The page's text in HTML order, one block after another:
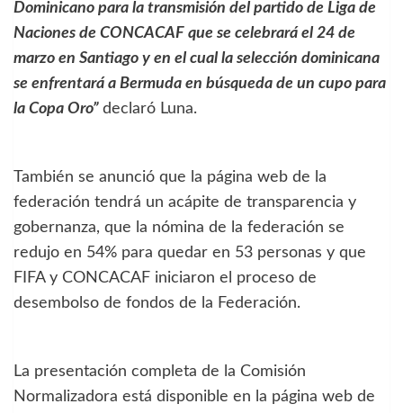
Dominicano para la transmisión del partido de Liga de
Naciones de CONCACAF que se celebrará el 24 de
marzo en Santiago y en el cual la selección dominicana
se enfrentará a Bermuda en búsqueda de un cupo para
la Copa Oro” declaró Luna.
También se anunció que la página web de la
federación tendrá un acápite de transparencia y
gobernanza, que la nómina de la federación se
redujo en 54% para quedar en 53 personas y que
FIFA y CONCACAF iniciaron el proceso de
desembolso de fondos de la Federación.
La presentación completa de la Comisión
Normalizadora está disponible en la página web de